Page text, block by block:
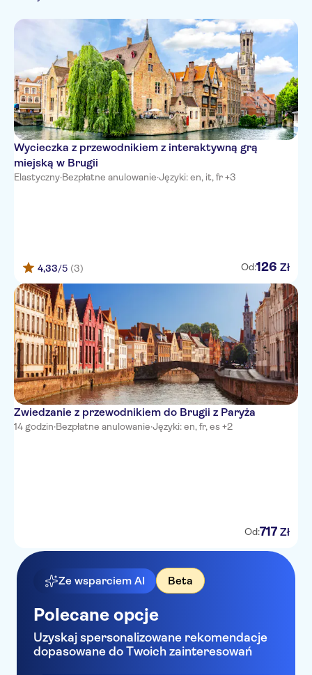
Holenderski
Portugalski
Wycieczka z przewodnikiem z interaktywną grą
miejską w Brugii
Elastyczny·Bezpłatne anulowanie·Języki: en, it, fr +3
4,33/5 (3) Od:126 Zł
Zwiedzanie z przewodnikiem do Brugii z Paryża
14 godzin·Bezpłatne anulowanie·Języki: en, fr, es +2
Od:717 Zł
Ze wsparciem AI Beta
Polecane opcje
Uzyskaj spersonalizowane rekomendacje
dopasowane do Twoich zainteresowań